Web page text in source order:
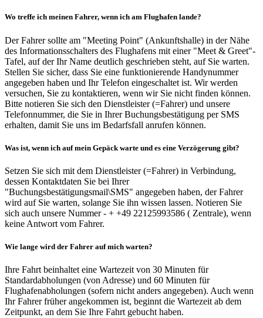
Wo treffe ich meinen Fahrer, wenn ich am Flughafen lande?
Der Fahrer sollte am "Meeting Point" (Ankunftshalle) in der Nähe
des Informationsschalters des Flughafens mit einer "Meet & Greet"-
Tafel, auf der Ihr Name deutlich geschrieben steht, auf Sie warten.
Stellen Sie sicher, dass Sie eine funktionierende Handynummer
angegeben haben und Ihr Telefon eingeschaltet ist. Wir werden
versuchen, Sie zu kontaktieren, wenn wir Sie nicht finden können.
Bitte notieren Sie sich den Dienstleister (=Fahrer) und unsere
Telefonnummer, die Sie in Ihrer Buchungsbestätigung per SMS
erhalten, damit Sie uns im Bedarfsfall anrufen können.
Was ist, wenn ich auf mein Gepäck warte und es eine Verzögerung gibt?
Setzen Sie sich mit dem Dienstleister (=Fahrer) in Verbindung,
dessen Kontaktdaten Sie bei Ihrer
"Buchungsbestätigungsmail\SMS" angegeben haben, der Fahrer
wird auf Sie warten, solange Sie ihn wissen lassen. Notieren Sie
sich auch unsere Nummer - + +49 22125993586 ( Zentrale), wenn
keine Antwort vom Fahrer.
Wie lange wird der Fahrer auf mich warten?
Ihre Fahrt beinhaltet eine Wartezeit von 30 Minuten für
Standardabholungen (von Adresse) und 60 Minuten für
Flughafenabholungen (sofern nicht anders angegeben). Auch wenn
Ihr Fahrer früher angekommen ist, beginnt die Wartezeit ab dem
Zeitpunkt, an dem Sie Ihre Fahrt gebucht haben.